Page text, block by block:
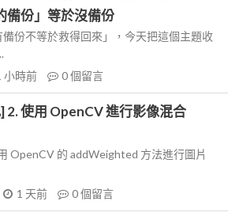
備份」等於沒備份
份不等於救得回來」，今天把這個主題收
小時前 0個留言
2. 使用 OpenCV 進行影像混合
OpenCV 的 addWeighted 方法進行圖片
1 天前 0個留言